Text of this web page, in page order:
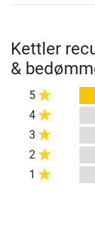
Kettler
&
5
4
3
2
1